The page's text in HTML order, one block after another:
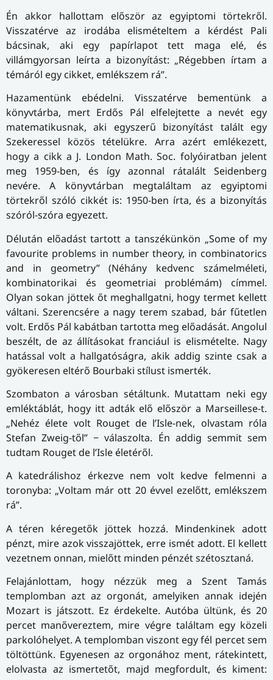
Én akkor hallottam először az egyiptomi törtekről.
Visszatérve az irodába elismételtem a kérdést Pali
bácsinak, aki egy papírlapot tett maga elé, és
villámgyorsan leírta a bizonyítást: „Régebben írtam a
témáról egy cikket, emlékszem rá”.
Hazamentünk ebédelni. Visszatérve bementünk a
könyvtárba, mert Erdős Pál elfelejtette a nevét egy
matematikusnak, aki egyszerű bizonyítást talált egy
Szekeressel közös tételükre. Arra azért emlékezett,
hogy a cikk a J. London Math. Soc. folyóiratban jelent
meg 1959-ben, és így azonnal rátalált Seidenberg
nevére. A könyvtárban megtaláltam az egyiptomi
törtekről szóló cikkét is: 1950-ben írta, és a bizonyítás
szóról-szóra egyezett.
Délután előadást tartott a tanszékünkön „Some of my
favourite problems in number theory, in combinatorics
and in geometry” (Néhány kedvenc számelméleti,
kombinatorikai és geometriai problémám) címmel.
Olyan sokan jöttek őt meghallgatni, hogy termet kellett
váltani. Szerencsére a nagy terem szabad, bár fűtetlen
volt. Erdős Pál kabátban tartotta meg előadását. Angolul
beszélt, de az állításokat franciául is elismételte. Nagy
hatással volt a hallgatóságra, akik addig szinte csak a
gyökeresen eltérő Bourbaki stílust ismerték.
Szombaton a városban sétáltunk. Mutattam neki egy
emléktáblát, hogy itt adták elő először a Marseillese-t.
„Nehéz élete volt Rouget de l’Isle-nek, olvastam róla
Stefan Zweig-től” − válaszolta. Én addig semmit sem
tudtam Rouget de l’Isle életéről.
A katedrálishoz érkezve nem volt kedve felmenni a
toronyba: „Voltam már ott 20 évvel ezelőtt, emlékszem
rá”.
A téren kéregetők jöttek hozzá. Mindenkinek adott
pénzt, mire azok visszajöttek, erre ismét adott. El kellett
vezetnem onnan, mielőtt minden pénzét szétosztaná.
Felajánlottam, hogy nézzük meg a Szent Tamás
templomban azt az orgonát, amelyiken annak idején
Mozart is játszott. Ez érdekelte. Autóba ültünk, és 20
percet manővereztem, mire végre találtam egy közeli
parkolóhelyet. A templomban viszont egy fél percet sem
töltöttünk. Egyenesen az orgonához ment, rátekintett,
elolvasta az ismertetőt, majd megfordult, és kiment: